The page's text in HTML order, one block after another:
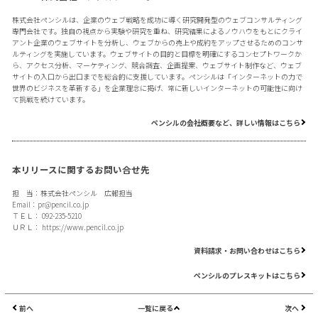
株式会社ペンシルは、企業のウェブ戦略を成功に導く研究開発型のウェブコンサルティング
専門会社です。独自の視点から実験や研究を重ね、研究結果によるノウハウをもとにクライ
アント企業のウェブサイトを分析し、ウェブからの売上や成約をアップさせるためのコンサ
ルティングを実施しています。ウェブサイトの目的と目標を明確にするコンセプトワークか
ら、アクセス分析、マーケティング、競合調査、企画提案、ウェブサイト制作など、ウェブ
サイトの入口から出口までを総合的に支援しています。ペンシルは「インターネットの力で
世界のビジネスを革新する」を企業理念に掲げ、常に新しいインターネットの可能性に向け
て挑戦を続けています。
ペンシルの会社概要など、詳しい情報はこちら
本リリースに関するお問い合せ先
担 当：株式会社ペンシル 広報担当
Email： pr@pencil.co.jp
ＴＥＬ： 092-235-5210
ＵＲＬ： https://www.pencil.co.jp
資料請求・お問い合わせはこちら
ペンシルのプレスキットはこちら
前へ 一覧に戻る 次へ